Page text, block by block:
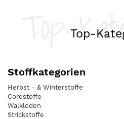
Top-
Top-
Stoffkategorien
Herbst - & Winterstoffe
Cordstoffe
Walkloden
Strickstoffe